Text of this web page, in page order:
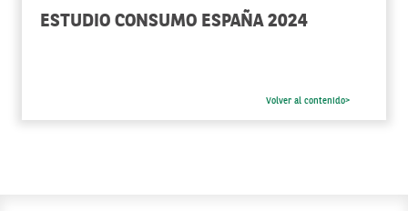
ESTUDIO CONSUMO ESPAÑA 2024
Volver al contenido>